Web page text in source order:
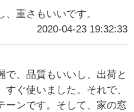
重さもいいです。
2020-04-23 19:32:33
で、品質もいいし、出荷と
ぐ使いました。それで、
ーンです。そして、家の窓